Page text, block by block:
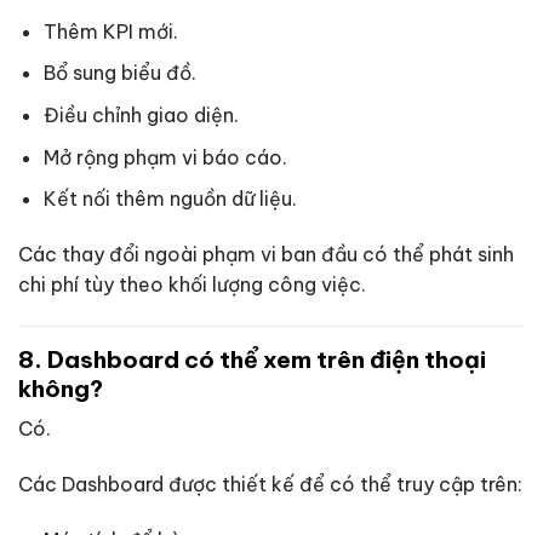
Thêm KPI mới.
Bổ sung biểu đồ.
Điều chỉnh giao diện.
Mở rộng phạm vi báo cáo.
Kết nối thêm nguồn dữ liệu.
Các thay đổi ngoài phạm vi ban đầu có thể phát sinh
chi phí tùy theo khối lượng công việc.
8. Dashboard có thể xem trên điện thoại
không?
Có.
Các Dashboard được thiết kế để có thể truy cập trên: